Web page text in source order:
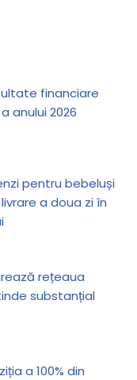
financiare
anului 2026
pentru bebeluși
a doua zi în
rețeaua
substanțial
a 100% din